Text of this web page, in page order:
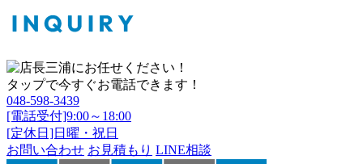
タップで今すぐお電話できます！
048-598-3439
[電話受付]9:00～18:00
[定休日]日曜・祝日
お問い合わせ お見積もり LINE相談